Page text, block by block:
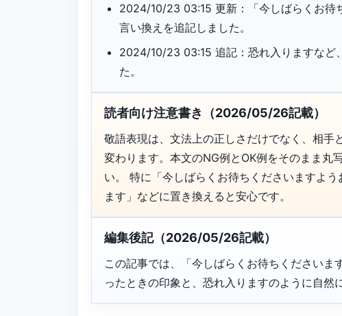
2024/10/23 03:15 更新：「今しばらくお待
言い換えを追記しました。
2024/10/23 03:15 追記：恐れ入りますなど
た。
読者向け注意書き（2026/05/26記載）
敬語表現は、文法上の正しさだけでなく、相
変わります。本文のNG例とOK例をそのまま丸
い。 特に「今しばらくお待ちくださいますよ
ます」などに置き換えると安心です。
編集後記（2026/05/26記載）
この記事では、「今しばらくお待ちください
ったときの印象と、恐れ入りますのように自然